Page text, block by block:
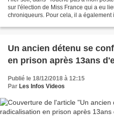
sur l'élection de Miss France qui a eu
chroniqueurs. Pour cela, il a également
Un ancien détenu se
en prison après 13ans
Publié le 18/12/2018 à 12:15
Par Les Infos Videos